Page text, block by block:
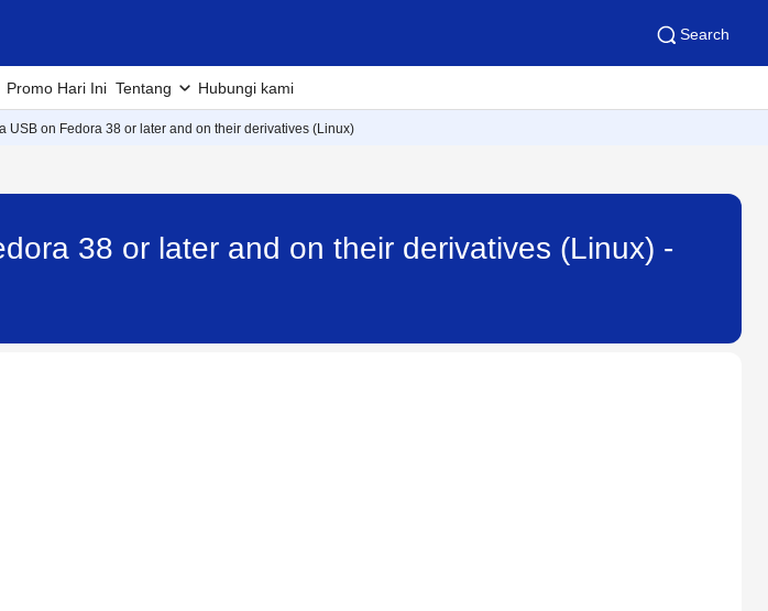
Search
Promo Hari Ini Tentang Hubungi kami
USB on Fedora 38 or later and on their derivatives (Linux)
38 or later and on their derivatives (Linux) -